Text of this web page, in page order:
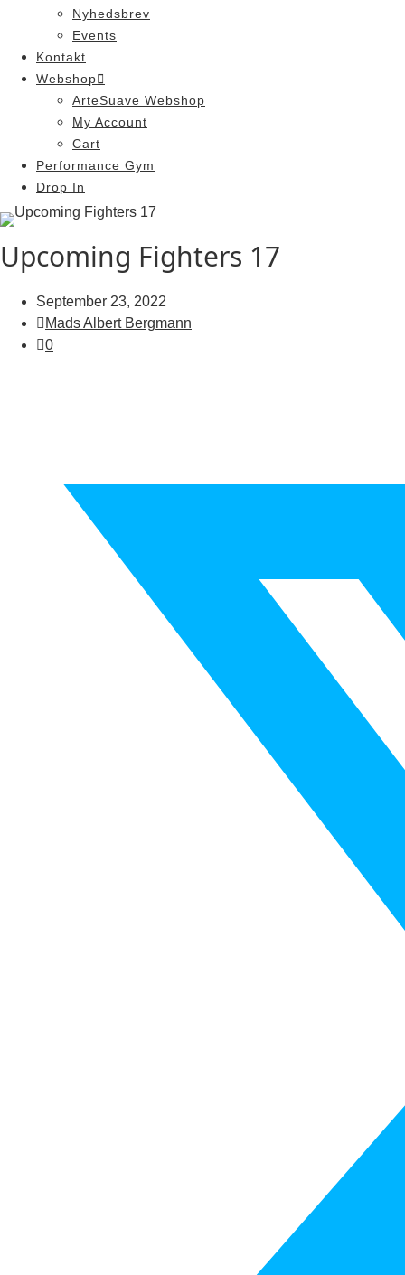
Nyhedsbrev
Events
Kontakt
Webshop
ArteSuave Webshop
My Account
Cart
Performance Gym
Drop In
Upcoming Fighters 17
September 23, 2022
Mads Albert Bergmann
0